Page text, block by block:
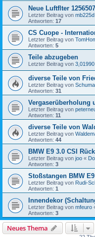
Neue Luftflter
Letzter Beitrag von mb225d
Antworten: 17
CS Cuope -
Letzter Beitrag von
Antworten: 5
Teile abzugeben
Letzter Beitrag von 3,01990
diverse Teile von
Letzter Beitrag von
Antworten: 31
Vergaserüberholung
Letzter Beitrag von
Antworten: 11
diverse Teile von
Letzter Beitrag von
Antworten: 44
BMW E9 3.0 CSI
Letzter Beitrag von joo «
Antworten: 3
Stoßstangen BMW E9
Letzter Beitrag von Rudi-
Antworten: 1
Innendekor
Letzter Beitrag von mfeuro
Antworten: 3
Neues Thema